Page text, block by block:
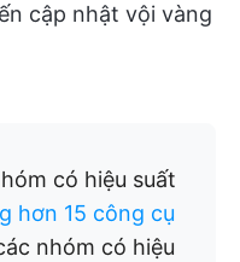
cập nhật vội vàng
có hiệu suất
hơn 15 công cụ
nhóm có hiệu